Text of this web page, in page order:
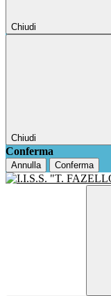
Chiudi
Chiudi
Conferma
Annulla Conferma